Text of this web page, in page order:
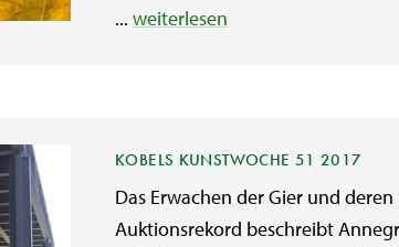
... weiterlesen
KOBELS KUNSTWOCHE 51 2017
Das Erwachen der Gier und
Auktionsrekord beschreibt